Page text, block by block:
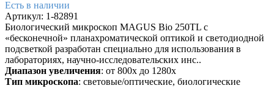
Есть в наличии
Артикул: 1-82891
Биологический микроскоп MAGUS Bio 250TL с
«бесконечной» планахроматической оптикой и светодиодной
подсветкой разработан специально для использования в
лабораториях, научно-исследовательских инс..
Диапазон увеличения: от 800х до 1280х
Тип микроскопа: световые/оптические, биологические